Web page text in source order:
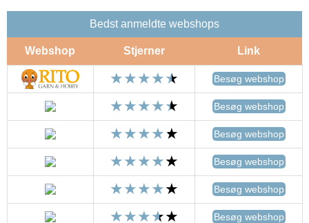
Bedst anmeldte webshops
Webshop Stjerner Link
Besøg webshop
Besøg webshop
Besøg webshop
Besøg webshop
Besøg webshop
Besøg webshop